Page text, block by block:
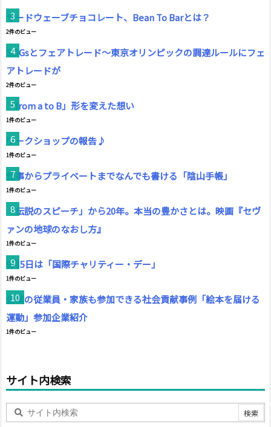
サードウェーブチョコレート、Bean To Barとは？
2件のビュー
SDGsとフェアトレード～東京オリンピックの調達ルールにフェ
アトレードが
2件のビュー
「from a to B」形を変えた想い
1件のビュー
ワークショップの報告♪
1件のビュー
仕事からプライベートまでなんでも書ける「陰山手帳」
1件のビュー
「伝説のスピーチ」から20年。本当の豊かさとは。映画『セヴ
ァンの地球のなおし方』
1件のビュー
9月5日は「国際チャリティー・デー」
1件のビュー
企業の従業員・家族も参加できる社会貢献事例「絵本を届ける
運動」参加企業紹介
1件のビュー
サイト内検索